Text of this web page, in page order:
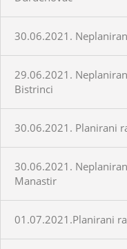
30.06.2021.
29.06.2021.
Bistrinci
30.06.2021. Planirani
30.06.2021.
Manastir
01.07.2021.Planirani